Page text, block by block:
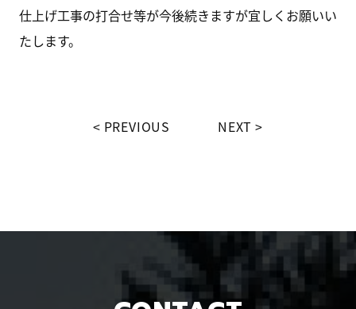
仕上げ工事の打合せ等が今後続きますが宜しくお願いい
たします。
PREVIOUS NEXT